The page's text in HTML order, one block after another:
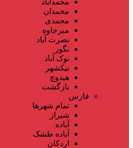
محمدان
محمدی
میرجاوه
نصرت آباد
نگور
نوک آباد
نیکشهر
هیدوچ
بازگشت
فارس
تمام شهر‌ها
شیراز
آباده
آباده طشک
اردکان